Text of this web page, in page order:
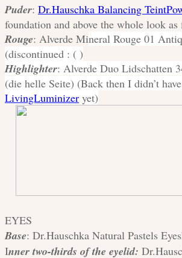
Puder: Dr.Hauschka Balancing
foundation and above the whole look
Rouge: Alverde Mineral Rouge 01
(discontinued : ( )
Highlighter: Alverde Duo Lidschatten
(die helle Seite) (Back then I didn’t
LivingLuminizer yet)
EYES
Base: Dr.Hauschka Natural Pastels
Inner two-thirds of the eyelid: